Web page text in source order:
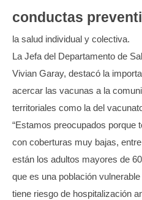
conductas
la salud individual y colectiva.
La Jefa del Departamento de
Vivian Garay, destacó la
acercar las vacunas a la
territoriales como la del
“Estamos preocupados porque
con coberturas muy bajas,
están los adultos mayores de
que es una población vulnerable
tiene riesgo de hospitalización